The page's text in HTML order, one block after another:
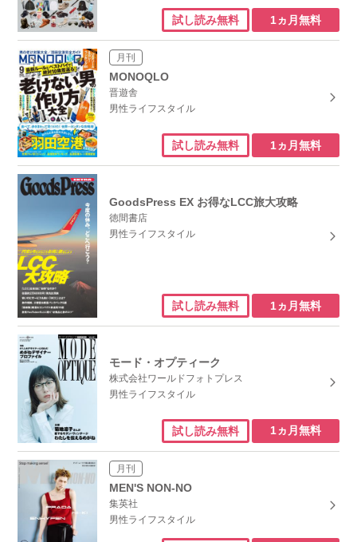
試し読み無料 1ヵ月無料
月刊
MONOQLO
晋遊舎
男性ライフスタイル
試し読み無料 1ヵ月無料
GoodsPress EX お得なLCC旅大攻略
徳間書店
男性ライフスタイル
試し読み無料 1ヵ月無料
モード・オプティーク
株式会社ワールドフォトプレス
男性ライフスタイル
試し読み無料 1ヵ月無料
月刊
MEN'S NON-NO
集英社
男性ライフスタイル